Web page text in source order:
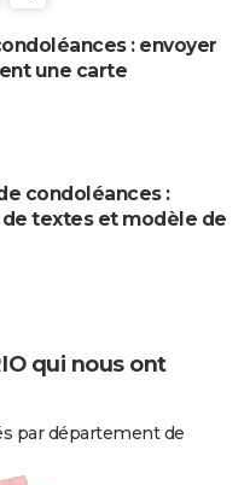
: envoyer
une carte
condoléances :
textes et modèle de
qui nous ont
par département de